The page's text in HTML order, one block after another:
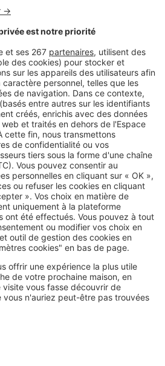
Immobilier local
Immobilier à Biarritz et au Pays
Basque : pourquoi ce marché
reste-t-il l’un des plus convoités
de la côte atlantique ?
Immobilier local
À la découverte des villes proches
de Strasbourg